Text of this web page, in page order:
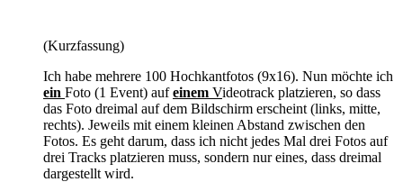
(Kurzfassung)
Ich habe mehrere 100 Hochkantfotos (9x16). Nun möchte ich
ein Foto (1 Event) aufeinem Videotrack platzieren, so dass
das Foto dreimal auf dem Bildschirm erscheint (links, mitte,
rechts). Jeweils mit einem kleinen Abstand zwischen den
Fotos. Es geht darum, dass ich nicht jedes Mal drei Fotos auf
drei Tracks platzieren muss, sondern nur eines, dass dreimal
dargestellt wird.